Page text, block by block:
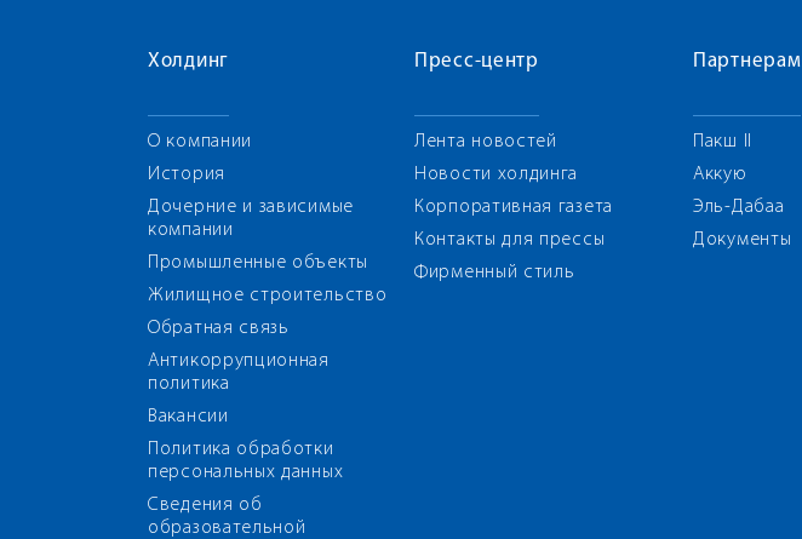
Холдинг
О компании
История
Дочерние и зависимые
компании
Промышленные объекты
Жилищное строительство
Обратная связь
Антикоррупционная
политика
Вакансии
Политика обработки
персональных данных
Сведения об
образовательной
Пресс-центр
Лента новостей
Новости холдинга
Корпоративная газета
Контакты для прессы
Фирменный стиль
Партнерам
Пакш II
Аккую
Эль-Дабаа
Документы